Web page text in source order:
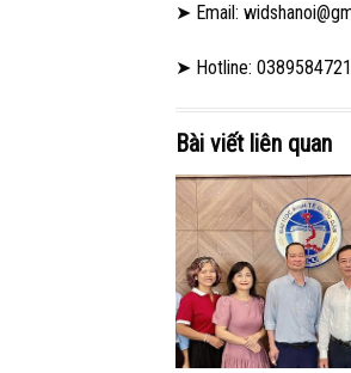
➤ Email:
➤ Hotline:
Bài viết liên quan